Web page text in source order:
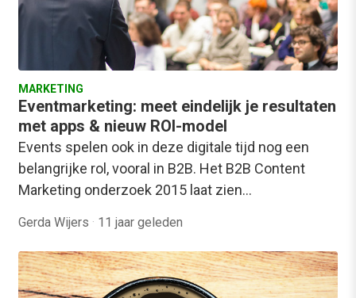
MARKETING
Eventmarketing: meet eindelijk je resultaten
met apps & nieuw ROI-model
Events spelen ook in deze digitale tijd nog een
belangrijke rol, vooral in B2B. Het B2B Content
Marketing onderzoek 2015 laat zien…
Gerda Wijers · 11 jaar geleden